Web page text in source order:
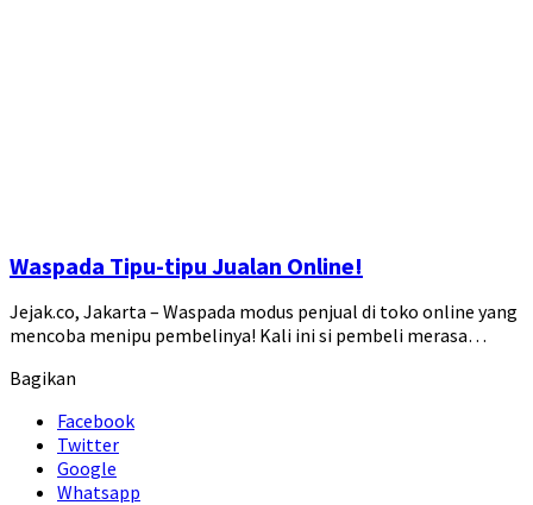
Waspada Tipu-tipu Jualan Online!
Jejak.co, Jakarta – Waspada modus penjual di toko online yang
mencoba menipu pembelinya! Kali ini si pembeli merasa…
Bagikan
Facebook
Twitter
Google
Whatsapp